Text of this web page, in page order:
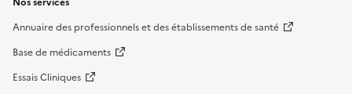
Annuaire des professionnels et des établissements de santé
Base de médicaments
Essais Cliniques